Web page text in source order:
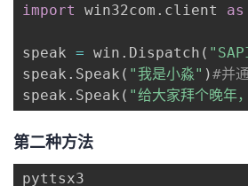
发
者
我
开
发
者
的
Programs
我
的
支
import win32com . client as
speak = win . Dispatch (
speak . Speak ( "我是小淼" )#并
speak . Speak ( "给大家拜个晚年
第二种方法
pyttsx3